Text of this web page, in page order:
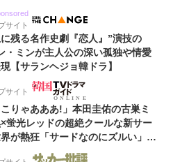
サイト
残る名作史劇『恋人』”演技の
・ミンが主人公の深い孤独や情愛
【サランヘジョ韓ドラ】
サイト
こりゃあああ!」本田圭佑の古巣ミ
蛍光レッドの超絶クールな新サー
が熱狂「サードなのにズルい」
けえわ」